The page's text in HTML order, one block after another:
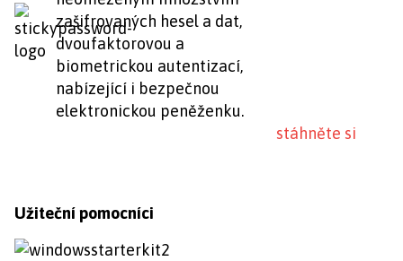
zašifrovaných hesel a dat,
dvoufaktorovou a
biometrickou autentizací,
nabízející i bezpečnou
elektronickou peněženku.
stáhněte si
Užiteční pomocníci